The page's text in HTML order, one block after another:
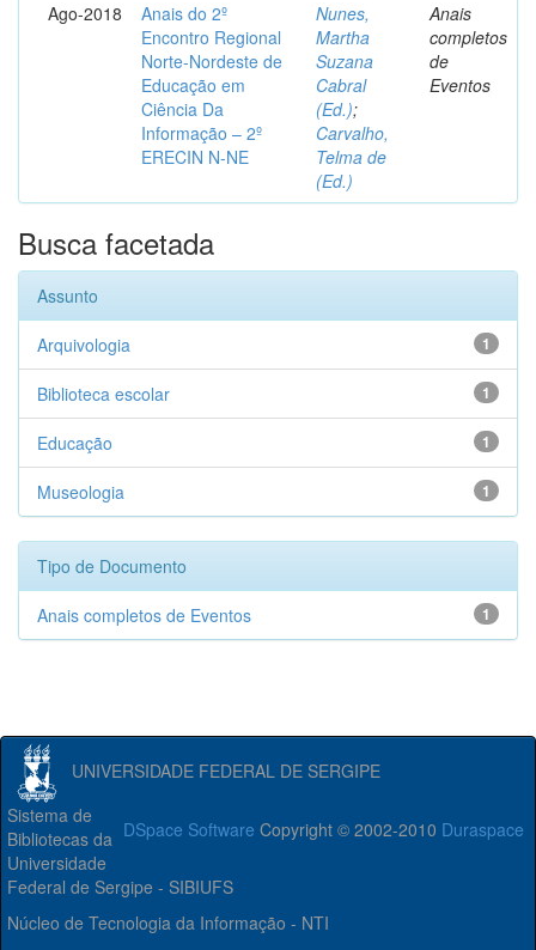
Ago-2018
Anais do 2º
Encontro Regional
Norte-Nordeste de
Educação em
Ciência Da
Informação – 2º
ERECIN N-NE
Nunes,
Martha
Suzana
Cabral
(Ed.);
Carvalho,
Telma de
(Ed.)
Anais
completos
de
Eventos
Busca facetada
Assunto
1
Arquivologia
1
Biblioteca escolar
1
Educação
1
Museologia
Tipo de Documento
1
Anais completos de Eventos
UNIVERSIDADE FEDERAL DE SERGIPE
DSpace Software Copyright © 2002-2010 Duraspace
Sistema de
Bibliotecas da
Universidade
Federal de Sergipe - SIBIUFS
Núcleo de Tecnologia da Informação - NTI